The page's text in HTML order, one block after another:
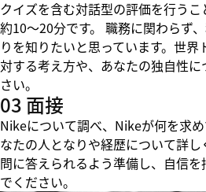
クイズを含む対話型の評価を行う
約10～20分です。 職務に関わらず
りを知りたいと思っています。世
対する考え方や、あなたの独自性
さい。
03 面接
Nikeについて調べ、Nikeが何を求
なたの人となりや経歴について詳
問に答えられるよう準備し、自信
でください。